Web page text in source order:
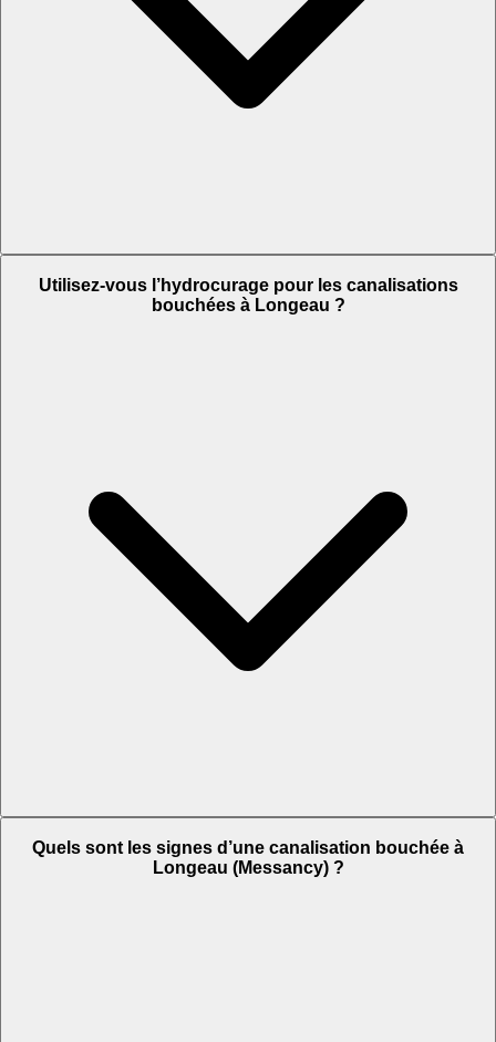
Utilisez-vous l’hydrocurage pour les canalisations
bouchées à Longeau ?
Quels sont les signes d’une canalisation bouchée à
Longeau (Messancy) ?